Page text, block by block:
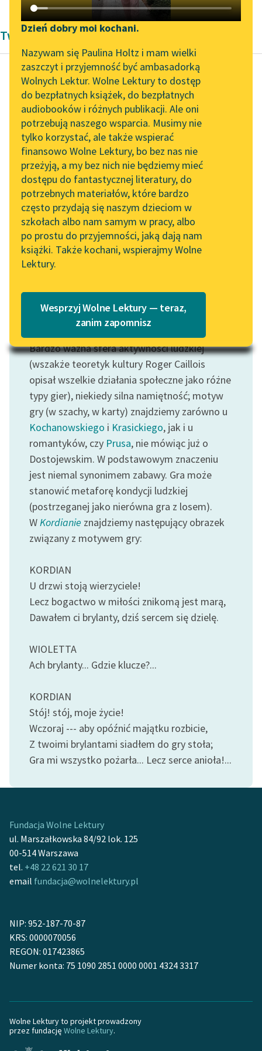
Katalog DAISY
Podkasty o książkach
Zgłoś brak utworu
Aktualności
„Prokurator Alicja Horn”
do słuchania
Byliśmy częścią AI Impact
Lab
Zapraszamy na spotkanie
online z tłumaczkami
literatury skandynawskiej
Spotkanie z Katarzyną
Tunkiel w Oslo
102. lata temu zmarł
Joseph Conrad
Lektury szkolne i klasyka
literatury do słuchania dla
uczennic i uczniów z
niepełnosprawnościami
E-kolekcja lektur
szkolnych i literatury do
słuchania dla uczennic i
uczniów z
niepełnosprawnościami
Feministyczne inspiracje.
Popularyzacja
skandynawskiej literatury
feministycznej
Ręce pełne poezji
twórców przechodzących
do domeny publicznej,
lektur szkolnych oraz
Starego Testamentu
Szkoła Poezji Wolnych
Narzędzia
Mapa Wolnych Lektur
Leśmianator
Przewodnik dla piszących i
czytających
API
OAI-PMH
Widget Wolnych Lektur
Przypisy
Katalog w formacie PDF
O nas
Kontakt
O projekcie
Wolnych Lektur
Logotypy
Materiały promocyjne
Regulamin biblioteki
Dane fundacji i
sprawozdania finansowe
Informacja o treściach
wrażliwych
Dzień dobry moi kochani.
Nazywam się Paulina Holtz i mam wielki
zaszczyt i przyjemność być ambasadorką
Wolnych Lektur. Wolne Lektury to dostęp
do bezpłatnych książek, do bezpłatnych
audiobooków i różnych publikacji. Ale oni
potrzebują naszego wsparcia. Musimy nie
tylko korzystać, ale także wspierać
finansowo Wolne Lektury, bo bez nas nie
przeżyją, a my bez nich nie będziemy mieć
dostępu do fantastycznej literatury, do
potrzebnych materiałów, które bardzo
często przydają się naszym dzieciom w
szkołach albo nam samym w pracy, albo
po prostu do przyjemności, jaką dają nam
książki. Także kochani, wspierajmy Wolne
Lektury.
Wesprzyj Wolne Lektury — teraz,
zanim zapomnisz
Twórczość Michała Bałuckiego
Michał Bałucki
Dorożkarz nr 13
świat wyższy uznał go
za swego, choć
pochodził tylko ze
szlacheckiej rodziny, bo
był gentlemanem...
Czytaj więcej
Motyw: Gra
Bardzo ważna sfera aktywności ludzkiej
(wszakże teoretyk kultury Roger Caillois
opisał wszelkie działania społeczne jako różne
typy gier), niekiedy silna namiętność; motyw
gry (w szachy, w karty) znajdziemy zarówno u
Kochanowskiego i Krasickiego, jak i u
romantyków, czy Prusa, nie mówiąc już o
Dostojewskim. W podstawowym znaczeniu
jest niemal synonimem zabawy. Gra może
stanowić metaforę kondycji ludzkiej
(postrzeganej jako nierówna gra z losem).
WKordianie znajdziemy następujący obrazek
związany z motywem gry:
KORDIAN
U drzwi stoją wierzyciele!
Lecz bogactwo w miłości znikomą jest marą,
Dawałem ci brylanty, dziś sercem się dzielę.
WIOLETTA
Ach brylanty... Gdzie klucze?...
KORDIAN
Stój! stój, moje życie!
Wczoraj --- aby opóźnić majątku rozbicie,
Z twoimi brylantami siadłem do gry stoła;
Gra mi wszystko pożarła... Lecz serce anioła!...
Fundacja Wolne Lektury
ul. Marszałkowska 84/92 lok. 125
00-514 Warszawa
tel. +48 22 621 30 17
email fundacja@wolnelektury.pl
NIP: 952-187-70-87
KRS: 0000070056
REGON: 017423865
Numer konta: 75 1090 2851 0000 0001 4324 3317
Wolne Lektury to projekt prowadzony
przez fundację Wolne Lektury.